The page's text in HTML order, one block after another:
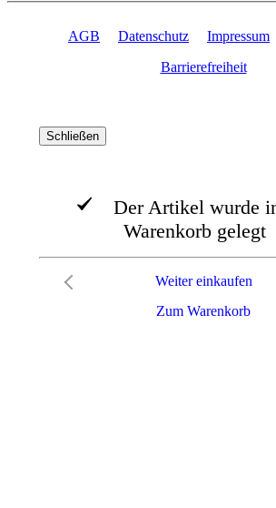
AGB Datenschutz Impressum
Barrierefreiheit
Schließen
Der Artikel wurde
Warenkorb gelegt
Zum Warenkorb
Weiter einkaufen